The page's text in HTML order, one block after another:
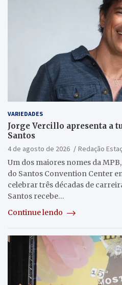
VARIEDADES
Jorge Vercillo apresenta a
Santos
4 de agosto de 2026
Redação
Um dos maiores nomes da
do Santos Convention Center
celebrar três décadas de
Santos recebe…
Continue lendo